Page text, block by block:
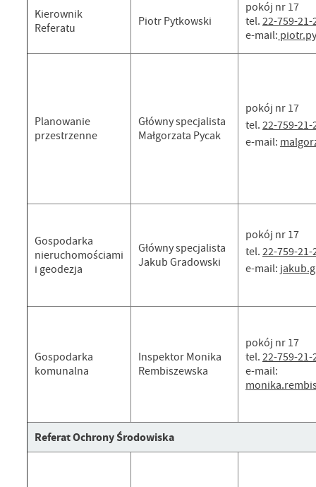
Kierownik
Referatu
Piotr Pytkowski
pokój nr 17
tel. 22-759-21-
e-mail:
Planowanie
przestrzenne
Główny specjalista
Małgorzata Pycak
pokój nr 17
tel. 22-759-21-
e-mail:
Gospodarka
nieruchomościami
i geodezja
Główny specjalista
Jakub Gradowski
pokój nr 17
tel. 22-759-21-
e-mail:
Gospodarka
komunalna
Inspektor Monika
Rembiszewska
pokój nr 17
tel. 22-759-21-
e-mail:
Referat Ochrony Środowiska